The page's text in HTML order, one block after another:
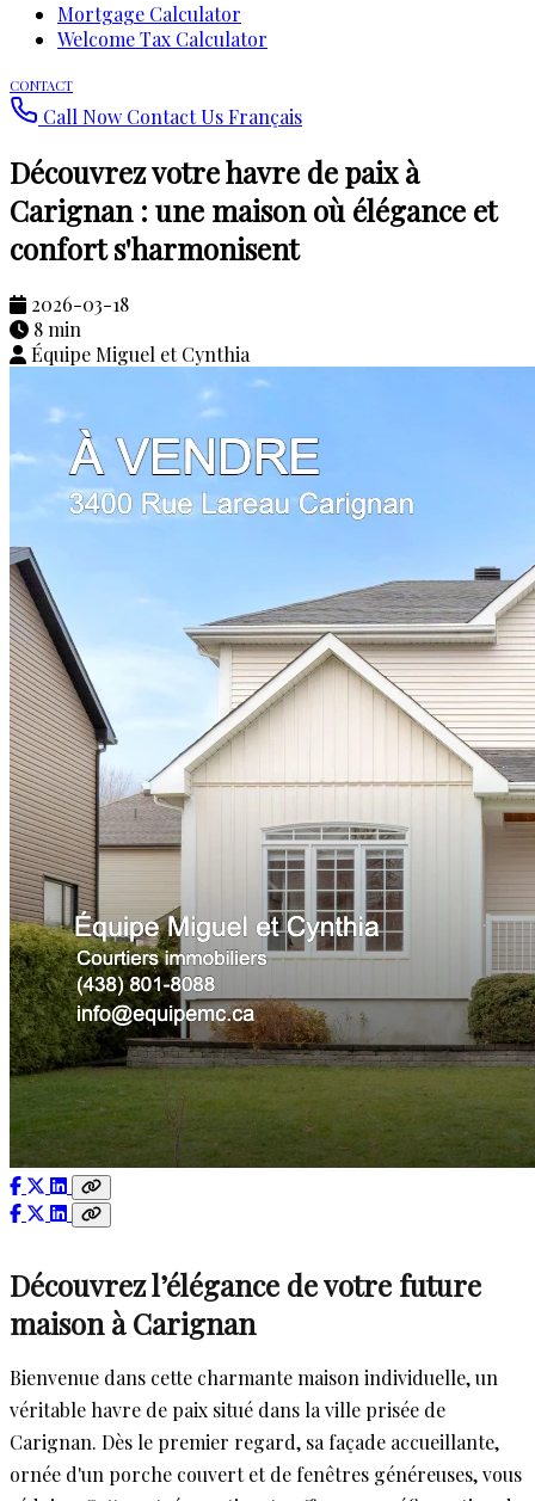
Mortgage Calculator
Welcome Tax Calculator
CONTACT
Call Now Contact UsFrançais
Découvrez votre havre de paix à
Carignan : une maison où élégance et
confort s'harmonisent
2026-03-18
8 min
Équipe Miguel et Cynthia
Découvrez l’élégance de votre future
maison à Carignan
Bienvenue dans cette charmante maison individuelle, un
véritable havre de paix situé dans la ville prisée de
Carignan. Dès le premier regard, sa façade accueillante,
ornée d'un porche couvert et de fenêtres généreuses, vous